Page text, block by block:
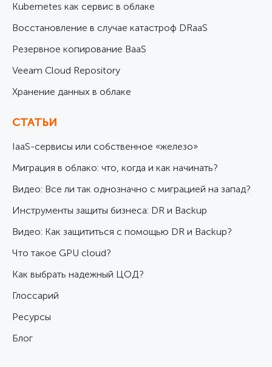
Kubernetes как сервис в облаке
Восстановление в случае катастроф DRaaS
Резервное копирование BaaS
Veeam Cloud Repository
Хранение данных в облаке
СТАТЬИ
IaaS-сервисы или собственное «железо»
Миграция в облако: что, когда и как начинать?
Видео: Все ли так однозначно с миграцией на запад?
Инструменты защиты бизнеса: DR и Backup
Видео: Как защититься с помощью DR и Backup?
Что такое GPU cloud?
Как выбрать надежный ЦОД?
Глоссарий
Ресурсы
Блог